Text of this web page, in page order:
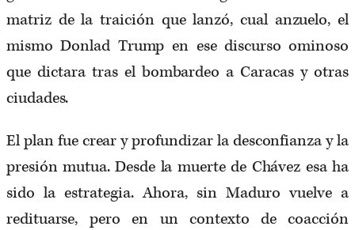
matriz de la traición que lanzó, cual anzuelo, el
mismo Donlad Trump en ese discurso ominoso
que dictara tras el bombardeo a Caracas y otras
ciudades.
El plan fue crear y profundizar la desconfianza y la
presión mutua. Desde la muerte de Chávez esa ha
sido la estrategia. Ahora, sin Maduro vuelve a
redituarse, pero en un contexto de coacción